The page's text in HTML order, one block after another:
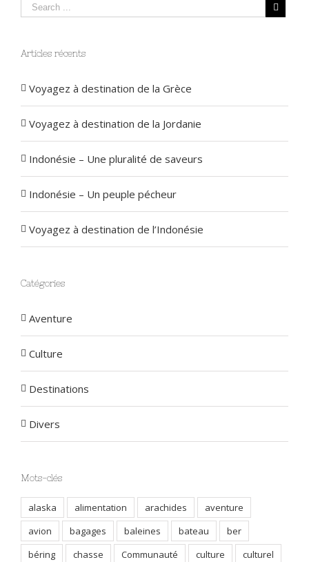
Articles récents
Voyagez à destination de la Grèce
Voyagez à destination de la Jordanie
Indonésie – Une pluralité de saveurs
Indonésie – Un peuple pécheur
Voyagez à destination de l’Indonésie
Catégories
Aventure
Culture
Destinations
Divers
Mots-clés
alaska alimentation arachides
aventure
avion
bagages baleines bateau
ber
béring
chasse Communauté culture
culturel